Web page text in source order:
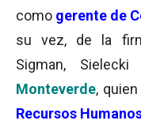
como gerente de
su vez, de la
Sigman,
Monteverde,
Recursos